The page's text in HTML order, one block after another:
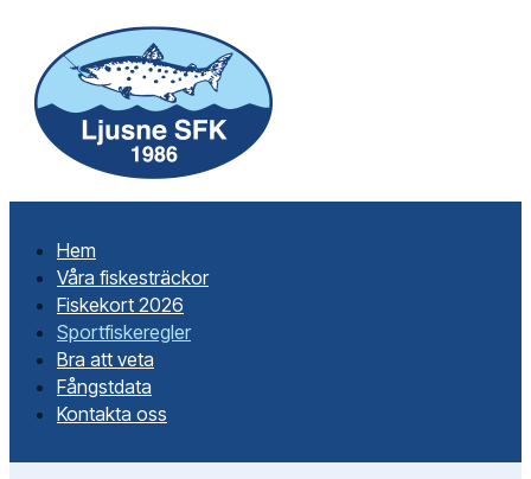
Hem
Våra fiskesträckor
Fiskekort 2026
Sportfiskeregler
Bra att veta
Fångstdata
Kontakta oss